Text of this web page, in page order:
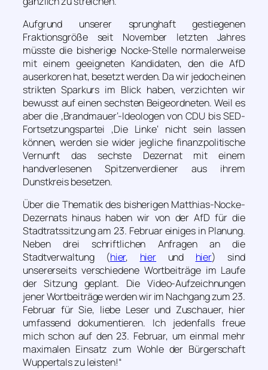
Aufgrund unserer sprunghaft gestiegenen
Fraktionsgröße seit November letzten Jahres
müsste die bisherige Nocke-Stelle normalerweise
mit einem geeigneten Kandidaten, den die AfD
auserkoren hat, besetzt werden. Da wir jedoch einen
strikten Sparkurs im Blick haben, verzichten wir
bewusst auf einen sechsten Beigeordneten. Weil es
aber die ‚Brandmauer‘-Ideologen von CDU bis SED-
Fortsetzungspartei ‚Die Linke‘ nicht sein lassen
können, werden sie wider jegliche finanzpolitische
Vernunft das sechste Dezernat mit einem
handverlesenen Spitzenverdiener aus ihrem
Dunstkreis besetzen.
Über die Thematik des bisherigen Matthias-Nocke-
Dezernats hinaus haben wir von der AfD für die
Stadtratssitzung am 23. Februar einiges in Planung.
Neben drei schriftlichen Anfragen an die
Stadtverwaltung (hier, hier und hier) sind
unsererseits verschiedene Wortbeiträge im Laufe
der Sitzung geplant. Die Video-Aufzeichnungen
jener Wortbeiträge werden wir im Nachgang zum 23.
Februar für Sie, liebe Leser und Zuschauer, hier
umfassend dokumentieren. Ich jedenfalls freue
mich schon auf den 23. Februar, um einmal mehr
maximalen Einsatz zum Wohle der Bürgerschaft
Wuppertals zu leisten!“